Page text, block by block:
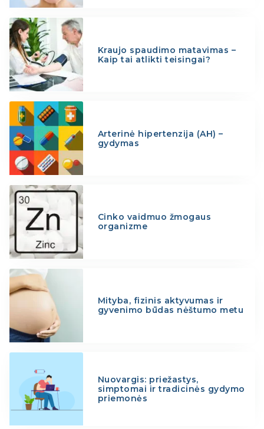
Kraujo spaudimo matavimas –
Kaip tai atlikti teisingai?
Arterinė hipertenzija (AH) –
gydymas
Cinko vaidmuo žmogaus
organizme
Mityba, fizinis aktyvumas ir
gyvenimo būdas nėštumo metu
Nuovargis: priežastys,
simptomai ir tradicinės gydymo
priemonės